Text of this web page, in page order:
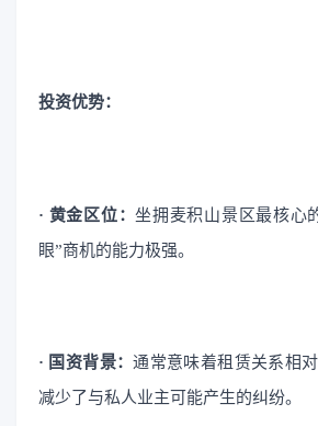
投资优势：
· 黄金区位：坐拥麦积山景区最核心
眼”商机的能力极强。
· 国资背景：通常意味着租赁关系相
减少了与私人业主可能产生的纠纷。